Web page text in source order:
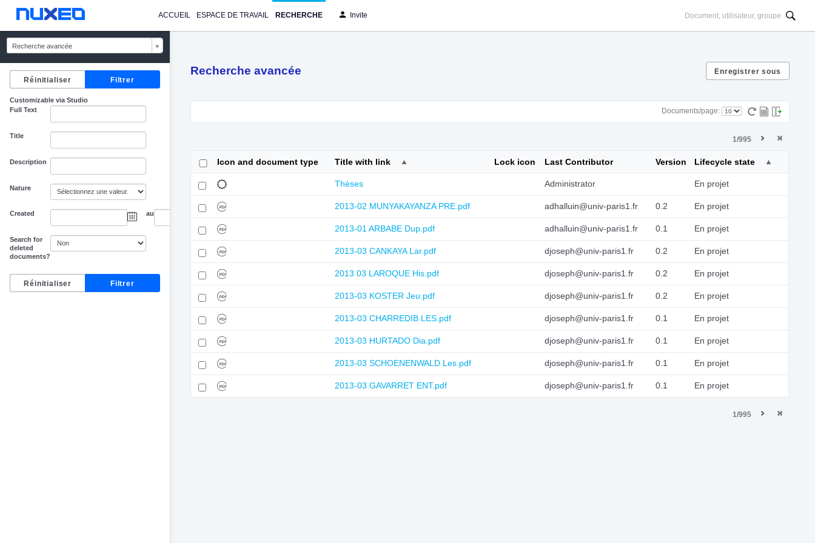
ACCUEIL ESPACE DE TRAVAIL RECHERCHE Invite
Recherche avancée
Customizable via Studio
Full Text
Title
Description
Nature
Created au
Search for
deleted
documents?
Recherche avancée
Documents/page:
1/995
Icon and document type Title with link Lock icon Last Contributor Version Lifecycle state
Thèses Administrator En projet
2013-02 MUNYAKAYANZA PRE.pdf adhalluin@univ-paris1.fr 0.2 En projet
2013-01 ARBABE Dup.pdf adhalluin@univ-paris1.fr 0.1 En projet
2013-03 CANKAYA Lar.pdf djoseph@univ-paris1.fr 0.2 En projet
2013 03 LAROQUE His.pdf djoseph@univ-paris1.fr 0.2 En projet
2013-03 KOSTER Jeu.pdf djoseph@univ-paris1.fr 0.2 En projet
2013-03 CHARREDIB LES.pdf djoseph@univ-paris1.fr 0.1 En projet
2013-03 HURTADO Dia.pdf djoseph@univ-paris1.fr 0.1 En projet
2013-03 SCHOENENWALD Les.pdf djoseph@univ-paris1.fr 0.1 En projet
2013-03 GAVARRET ENT.pdf djoseph@univ-paris1.fr 0.1 En projet
1/995